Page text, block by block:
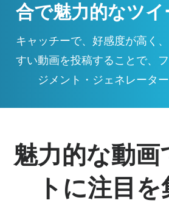
合で魅力的なツ
キャッチーで、好感度が高く
すい動画を投稿することで、
ジメント・ジェネレーター
魅力的な動画
トに注目